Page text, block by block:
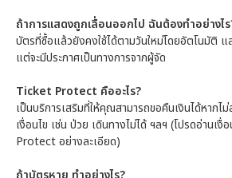
ถ้าการแสดงถูกเลื่อนออกไป ฉันต้องทำอย่างไ
บัตรที่ซื้อแล้วยังคงใช้ได้ตามวันใหม่โดยอัตโนมัติ แ
แต่จะมีประกาศเป็นทางการจากผู้จัด
Ticket Protect คืออะไร?
เป็นบริการเสริมที่ให้คุณสามารถขอคืนเงินได้หากไม่
เงื่อนไข เช่น ป่วย เดินทางไม่ได้ ฯลฯ (โปรดอ่านเ
Protect อย่างละเอียด)